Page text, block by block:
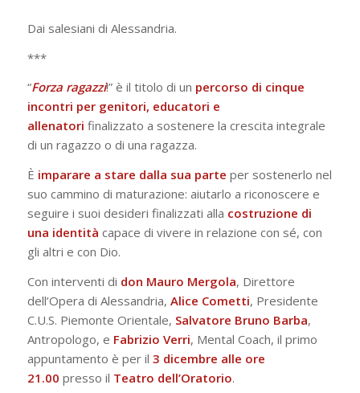
Dai salesiani di Alessandria.
***
“Forza ragazzi!” è il titolo di un percorso di cinque
incontri per genitori, educatori e
allenatori finalizzato a sostenere la crescita integrale
di un ragazzo o di una ragazza.
È imparare a stare dalla sua parte per sostenerlo nel
suo cammino di maturazione: aiutarlo a riconoscere e
seguire i suoi desideri finalizzati alla costruzione di
una identità capace di vivere in relazione con sé, con
gli altri e con Dio.
Con interventi di don Mauro Mergola, Direttore
dell’Opera di Alessandria, Alice Cometti, Presidente
C.U.S. Piemonte Orientale, Salvatore Bruno Barba,
Antropologo, e Fabrizio Verri, Mental Coach, il primo
appuntamento è per il 3 dicembre alle ore
21.00 presso il Teatro dell’Oratorio.